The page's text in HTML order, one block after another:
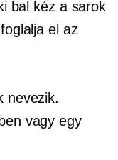
bal kéz a sarok
el az
nevezik.
vagy egy